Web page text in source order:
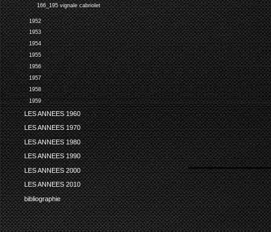
166_195 vignale cabriolet
1952
1953
1954
1955
1956
1957
1958
1959
LES ANNEES 1960
LES ANNEES 1970
LES ANNEES 1980
LES ANNEES 1990
LES ANNEES 2000
LES ANNEES 2010
bibliographie